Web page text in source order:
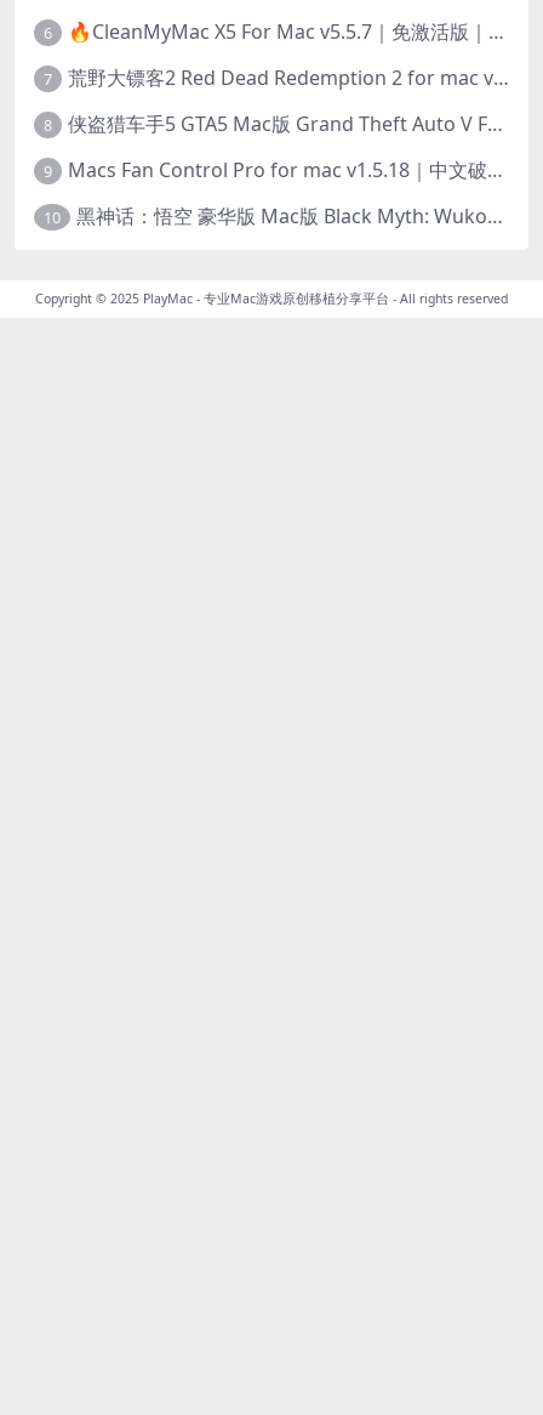
6 🔥CleanMyMac X5 For Mac v5.5.7｜免激活版｜macOS系统优化/清理神器
7 荒野大镖客2 Red Dead Redemption 2 for mac v1436.28｜中文移植版｜最好玩的开放世界游戏
8 侠盗猎车手5 GTA5 Mac版 Grand Theft Auto V For Mac｜中文破解版
9 Macs Fan Control Pro for mac v1.5.18｜中文破解版｜风扇监控与控制工具
10 黑神话：悟空 豪华版 Mac版 Black Myth: Wukong For Mac v1.0.21.23831｜国语中文移植版｜仅限终身VIP交流学习｜含Mac+Win版
Copyright © 2025 PlayMac - 专业Mac游戏原创移植分享平台 - All rights reserved